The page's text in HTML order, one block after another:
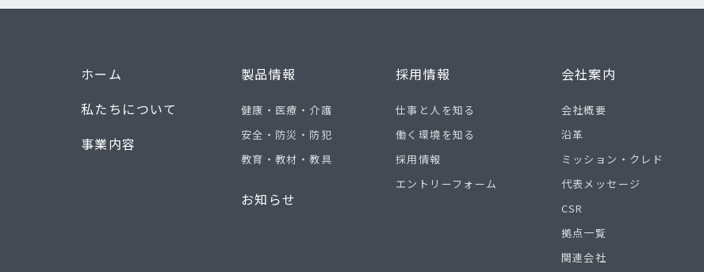
ホーム
私たちについて
事業内容
製品情報
健康・医療・介護
安全・防災・防犯
教育・教材・教具
お知らせ
採用情報
仕事と人を知る
働く環境を知る
採用情報
エントリーフォーム
会社案内
会社概要
沿革
ミッション・クレド
代表メッセージ
CSR
拠点一覧
関連会社